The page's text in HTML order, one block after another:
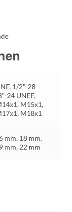
1/2"-28
24 UNEF,
M15x1,
M18x1
mm, 18 mm,
mm, 22 mm